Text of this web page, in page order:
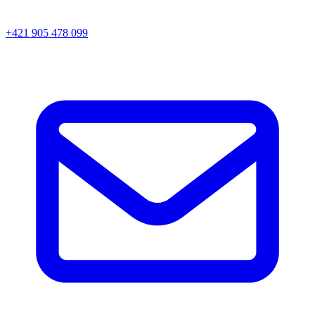
+421 905 478 099